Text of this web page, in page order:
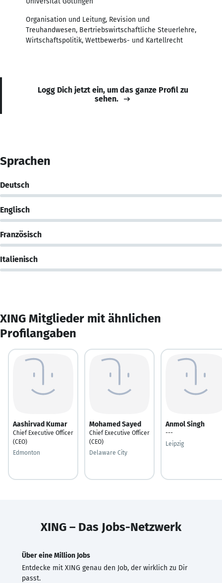
Organisation und Leitung, Revision und
Treuhandwesen, Bertriebswirtschaftliche Steuerlehre,
Wirtschaftspolitik, Wettbewerbs- und Kartellrecht
Logg Dich jetzt ein, um das ganze Profil zu
sehen.
Sprachen
Deutsch
Englisch
Französisch
Italienisch
XING Mitglieder mit ähnlichen
Profilangaben
Aashirvad Kumar
Chief Executive Officer
(CEO)
Edmonton
Mohamed Sayed
Chief Executive Officer
(CEO)
Delaware City
Anmol Singh
---
Leipzig
XING – Das Jobs-Netzwerk
Über eine Million Jobs
Entdecke mit XING genau den Job, der wirklich zu Dir
passt.